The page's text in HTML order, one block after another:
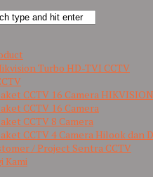
Turbo HD-TVI CCTV
CCTV 16 Camera
CCTV 16 Camera
CCTV 8 Camera
CCTV 4 Camera Hilook dan
/ Project Sentra CCTV
Kami